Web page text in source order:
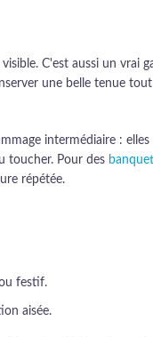
C'est aussi un vrai
une belle tenue
intermédiaire :
toucher. Pour des
répétée.
festif.
aisée.